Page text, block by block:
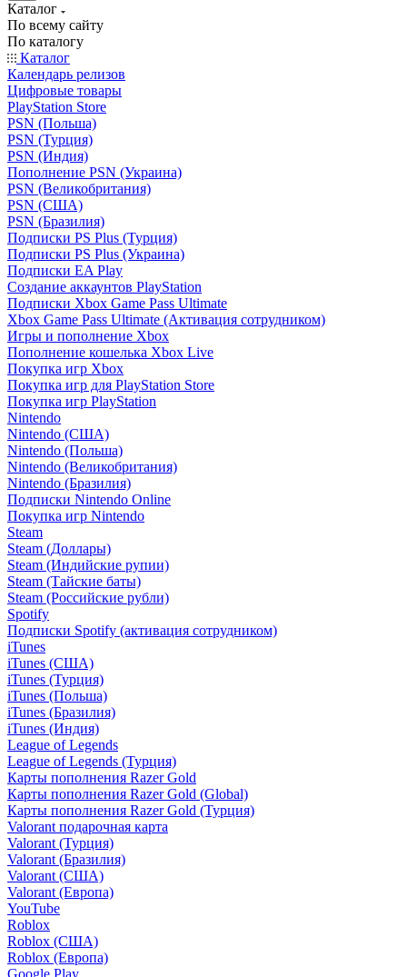
Каталог
По всему сайту
По каталогу
Каталог
Календарь релизов
Цифровые товары
PlayStation Store
PSN (Польша)
PSN (Турция)
PSN (Индия)
Пополнение PSN (Украина)
PSN (Великобритания)
PSN (США)
PSN (Бразилия)
Подписки PS Plus (Турция)
Подписки PS Plus (Украина)
Подписки EA Play
Создание аккаунтов PlayStation
Подписки Xbox Game Pass Ultimate
Xbox Game Pass Ultimate (Активация сотрудником)
Игры и пополнение Xbox
Пополнение кошелька Xbox Live
Покупка игр Xbox
Покупка игр для PlayStation Store
Покупка игр PlayStation
Nintendo
Nintendo (США)
Nintendo (Польша)
Nintendo (Великобритания)
Nintendo (Бразилия)
Подписки Nintendo Online
Покупка игр Nintendo
Steam
Steam (Доллары)
Steam (Индийские рупии)
Steam (Тайские баты)
Steam (Российские рубли)
Spotify
Подписки Spotify (активация сотрудником)
iTunes
iTunes (США)
iTunes (Турция)
iTunes (Польша)
iTunes (Бразилия)
iTunes (Индия)
League of Legends
League of Legends (Турция)
Карты пополнения Razer Gold
Карты пополнения Razer Gold (Global)
Карты пополнения Razer Gold (Турция)
Valorant подарочная карта
Valorant (Турция)
Valorant (Бразилия)
Valorant (США)
Valorant (Европа)
YouTube
Roblox
Roblox (США)
Roblox (Европа)
Google Play